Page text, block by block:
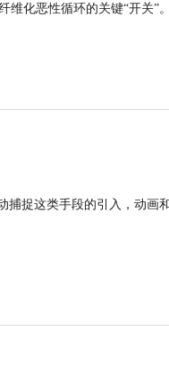
化恶性循环的关键“开关”。
捉这类手段的引入，动画